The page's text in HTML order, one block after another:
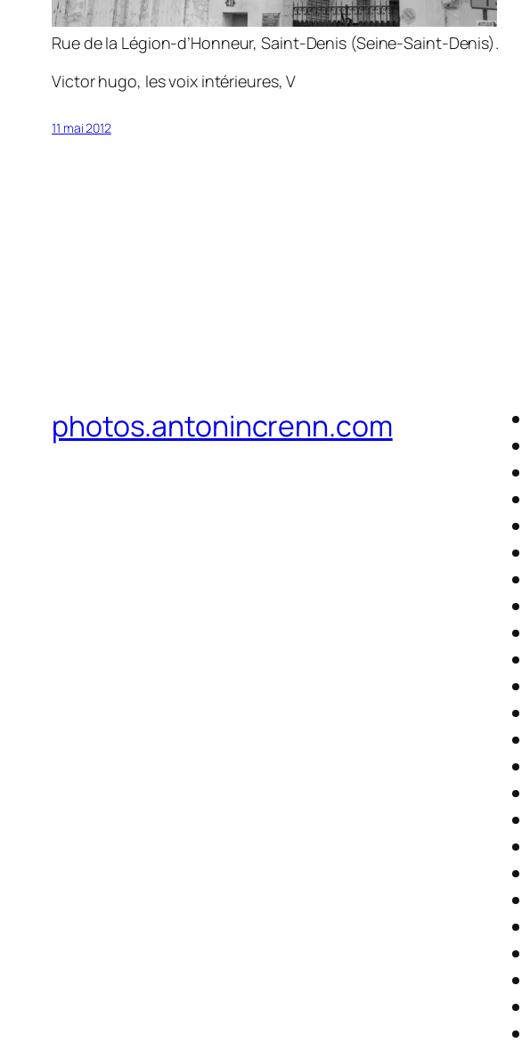
Rue de la Légion-d’Honneur, Saint-Denis (Seine-Saint-Denis).
Victor hugo, les voix intérieures, V
11 mai 2012
photos.antonincrenn.com